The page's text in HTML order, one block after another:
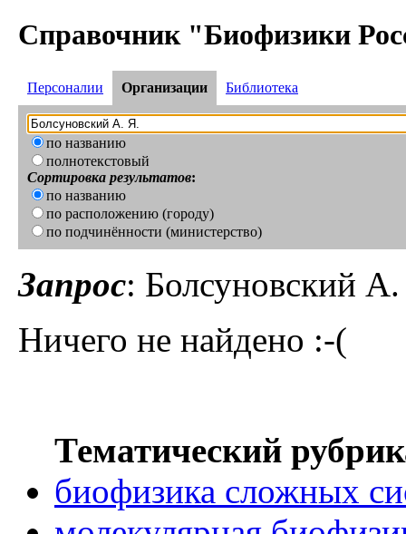
Справочник "Биофизики
Персоналии Организации Библиотека
по названию
полнотекстовый
Сортировка результатов:
по названию
по расположению (городу)
по подчинённости (министерство)
Запрос: Болсуновский
Ничего не найдено :-(
Тематический
биофизика сложных